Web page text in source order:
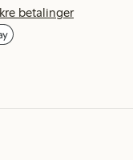
betalinger